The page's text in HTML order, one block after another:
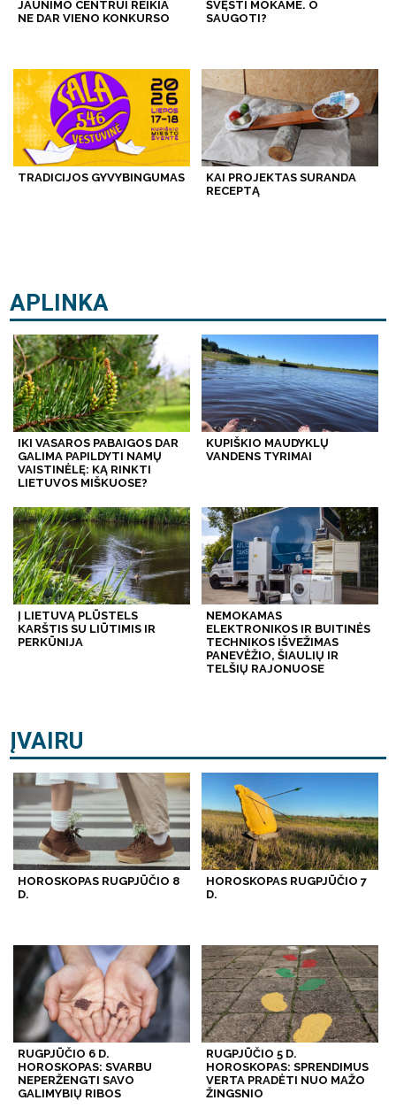
JAUNIMO CENTRUI REIKIA
NE DAR VIENO KONKURSO
ŠVĘSTI MOKAME. O
SAUGOTI?
TRADICIJOS GYVYBINGUMAS
KAI PROJEKTAS SURANDA
RECEPTĄ
APLINKA
IKI VASAROS PABAIGOS DAR
GALIMA PAPILDYTI NAMŲ
VAISTINĖLĘ: KĄ RINKTI
LIETUVOS MIŠKUOSE?
KUPIŠKIO MAUDYKLŲ
VANDENS TYRIMAI
Į LIETUVĄ PLŪSTELS
KARŠTIS SU LIŪTIMIS IR
PERKŪNIJA
NEMOKAMAS
ELEKTRONIKOS IR BUITINĖS
TECHNIKOS IŠVEŽIMAS
PANEVĖŽIO, ŠIAULIŲ IR
TELŠIŲ RAJONUOSE
ĮVAIRU
HOROSKOPAS RUGPJŪČIO 8
D.
HOROSKOPAS RUGPJŪČIO 7
D.
RUGPJŪČIO 6 D.
HOROSKOPAS: SVARBU
NEPERŽENGTI SAVO
GALIMYBIŲ RIBOS
RUGPJŪČIO 5 D.
HOROSKOPAS: SPRENDIMUS
VERTA PRADĖTI NUO MAŽO
ŽINGSNIO